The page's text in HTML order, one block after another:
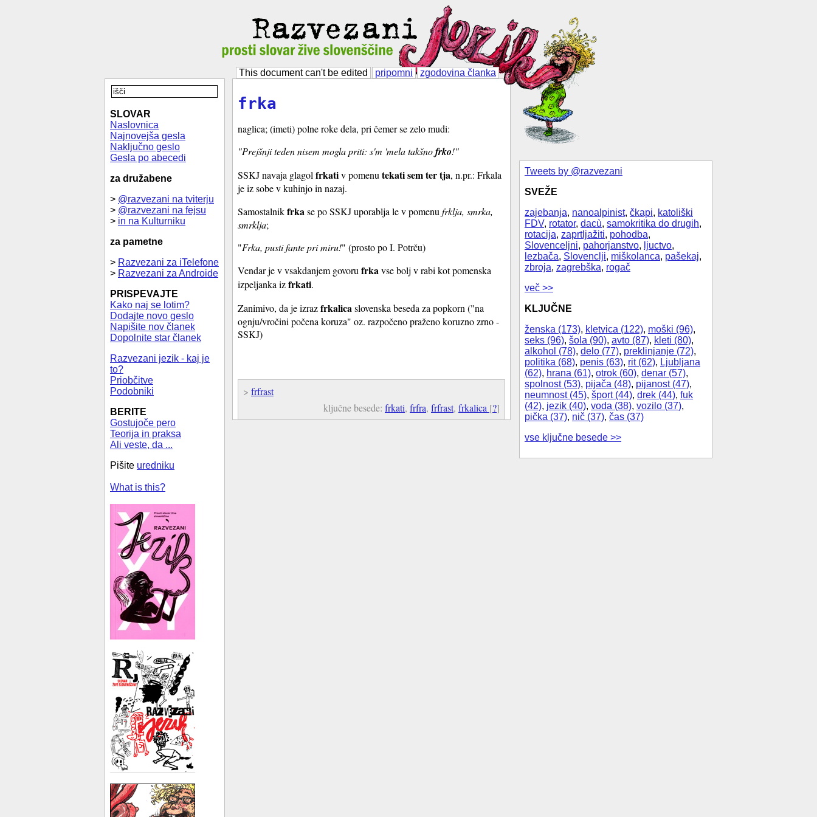
This document can't be edited pripomni zgodovina članka
Tweets by @razvezani
SVEŽE
zajebanja, nanoalpinist, čkapi, katoliški
FDV, rotator, dacù, samokritika do drugih,
rotacija, zaprtljažiti, pohodba,
Slovenceljni, pahorjanstvo, ljuctvo,
lezbača, Slovenclji, miškolanca, pašekaj,
zbroja, zagrebška, rogač
več >>
KLJUČNE
ženska (173), kletvica (122), moški (96),
seks (96), šola (90), avto (87), kleti (80),
alkohol (78), delo (77), preklinjanje (72),
politika (68), penis (63), rit (62), Ljubljana
(62), hrana (61), otrok (60), denar (57),
spolnost (53), pijača (48), pijanost (47),
neumnost (45), šport (44), drek (44), fuk
(42), jezik (40), voda (38), vozilo (37),
pička (37), nič (37), čas (37)
vse ključne besede >>
SLOVAR
Naslovnica
Najnovejša gesla
Naključno geslo
Gesla po abecedi
za družabene
> @razvezani na tviterju
> @razvezani na fejsu
> in na Kulturniku
za pametne
> Razvezani za iTelefone
> Razvezani za Androide
PRISPEVAJTE
Kako naj se lotim?
Dodajte novo geslo
Napišite nov članek
Dopolnite star članek
Razvezani jezik - kaj je
to?
Priobčitve
Podobniki
BERITE
Gostujoče pero
Teorija in praksa
Ali veste, da ...
Pišite uredniku
What is this?
frka
naglica; (imeti) polne roke dela, pri čemer se zelo mudi:
"Prejšnji teden nisem mogla priti: s'm 'mela takšnofrko!"
SSKJ navaja glagolfrkativ pomenutekati sem ter tja, n.pr.: Frkala
je iz sobe v kuhinjo in nazaj.
Samostalnikfrkase po SSKJ uporablja le v pomenufrklja, smrka,
smrklja;
"Frka, pusti fante pri miru!" (prosto po I. Potrču)
Vendar je v vsakdanjem govorufrkavse bolj v rabi kot pomenska
izpeljanka izfrkati.
Zanimivo, da je izrazfrkalicaslovenska beseda za popkorn ("na
ognju/vročini počena koruza" oz. razpočeno praženo koruzno zrno -
SSKJ)
> frfrast
ključne besede: frkati, frfra, frfrast, frkalica [?]